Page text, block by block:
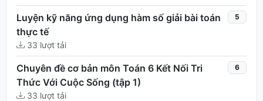
Luyện kỹ năng ứng dụng hàm số giải bài toán
thực tế
33 lượt tải
5
Chuyên đề cơ bản môn Toán 6 Kết Nối Tri
Thức Với Cuộc Sống (tập 1)
33 lượt tải
6